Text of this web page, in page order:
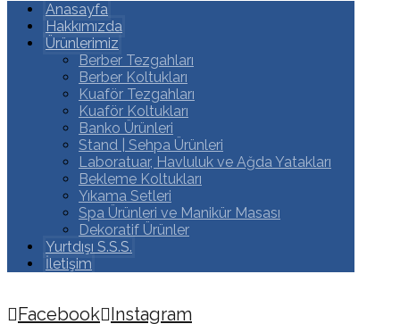
Anasayfa
Hakkımızda
Ürünlerimiz
Berber Tezgahları
Berber Koltukları
Kuaför Tezgahları
Kuaför Koltukları
Banko Ürünleri
Stand | Sehpa Ürünleri
Laboratuar, Havluluk ve Ağda Yatakları
Bekleme Koltukları
Yıkama Setleri
Spa Ürünleri ve Manikür Masası
Dekoratif Ürünler
Yurtdışı S.S.S.
İletişim
Facebook Instagram